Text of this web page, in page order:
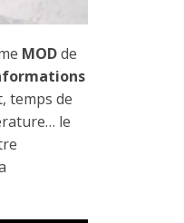
MODde
temps de
le